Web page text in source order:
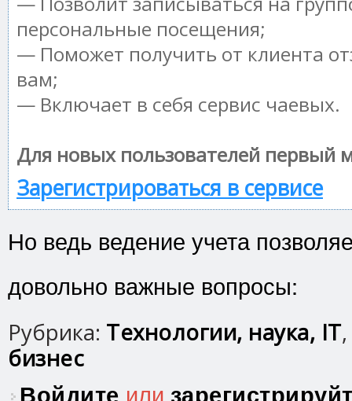
персональные посещения;
— Поможет получить от клиента
вам;
— Включает в себя сервис чаевых.
Для новых пользователей первый
Зарегистрироваться в сервисе
Но ведь ведение учета
довольно важные вопросы:
Рубрика: Технологии, наука, IT,
бизнес
Войдите или